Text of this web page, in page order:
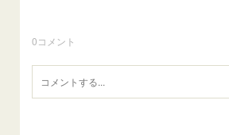
0コメント